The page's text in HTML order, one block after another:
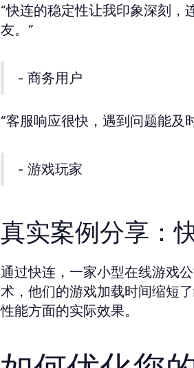
“快连的稳定性让我印象深刻，
友。”
- 商务用户
“客服响应很快，遇到问题能及
- 游戏玩家
真实案例分享：
通过快连，一家小型在线游戏
术，他们的游戏加载时间缩短
性能方面的实际效果。